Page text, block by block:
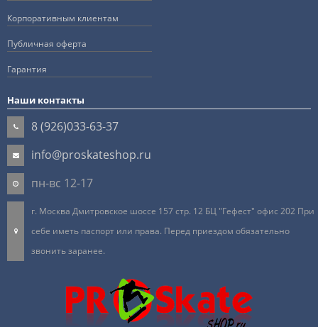
Корпоративным клиентам
Публичная оферта
Гарантия
Наши контакты
8 (926)033-63-37
info@proskateshop.ru
пн-вс 12-17
г. Москва Дмитровское шоссе 157 стр. 12 БЦ "Гефест" офис 202 При
себе иметь паспорт или права. Перед приездом обязательно
звонить заранее.